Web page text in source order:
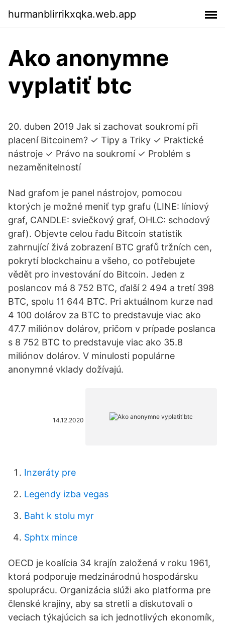
hurmanblirrikxqka.web.app
Ako anonymne
vyplatiť btc
20. duben 2019 Jak si zachovat soukromí při
placení Bitcoinem? ✓ Tipy a Triky ✓ Praktické
nástroje ✓ Právo na soukromí ✓ Problém s
nezaměnitelností
Nad grafom je panel nástrojov, pomocou
ktorých je možné meniť typ grafu (LINE: líniový
graf, CANDLE: sviečkový graf, OHLC: schodový
graf). Objevte celou řadu Bitcoin statistik
zahrnující živá zobrazení BTC grafů tržních cen,
pokrytí blockchainu a všeho, co potřebujete
vědět pro investování do Bitcoin. Jeden z
poslancov má 8 752 BTC, ďalší 2 494 a tretí 398
BTC, spolu 11 644 BTC. Pri aktuálnom kurze nad
4 100 dolárov za BTC to predstavuje viac ako
47.7 miliónov dolárov, pričom v prípade poslanca
s 8 752 BTC to predstavuje viac ako 35.8
miliónov dolárov. V minulosti populárne
anonymné vklady dožívajú.
14.12.2020
Inzeráty pre
Legendy izba vegas
Baht k stolu myr
Sphtx mince
OECD je koalícia 34 krajín založená v roku 1961,
ktorá podporuje medzinárodnú hospodársku
spoluprácu. Organizácia slúži ako platforma pre
členské krajiny, aby sa stretli a diskutovali o
veciach týkajúcich sa ich jednotlivých ekonomík,